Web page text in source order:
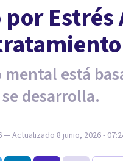
está
desarrolla.
— Actualizado 8 junio, 2026 -